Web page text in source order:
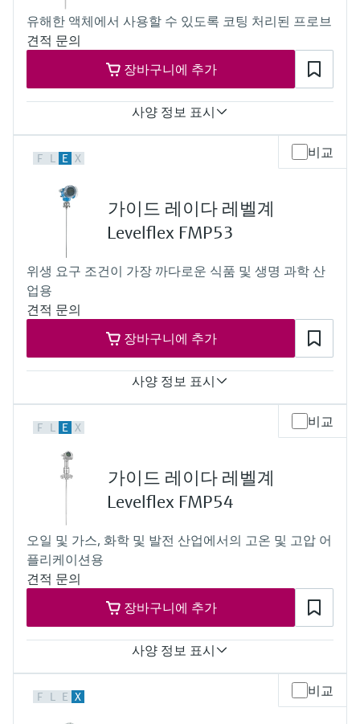
(-58...+392 °F)
Process pressure / max. overpressure limit
Vacuum...40 bar
(Vacuum...580 psi)
Max. measurement distance
Rod: 10 m (33 ft) Min DK>1.6
Rope: 25 m...30 m (82ft...98 ft) Min DK>1.6;
30m...45 m (98ft...148 ft) Min DK>1,9
Coaxial probe: 6 m (20 ft) Min DK>1.4
Main wetted parts
Rod probe:
316L, Alloy C, Ceramic
Rope probe:
316, 316L, Alloy C, Ceramic
유해한 액체에서 사용할 수 있도록 코팅 처리된 프로브
견적 문의
장바구니에 추가
사양 정보 표시
Rod probe :+/- 2 mm (0.08 in)
+/- 2 mm (0.08 in)
Rope probe > 15 m (49 ft):
+/- 10 mm (0.39 in)
Process temperature
-50...+200 °C
(-58...+392 °F)
Process pressure / max. overpressure limit
Vacuum...40 bar
(Vacuum...580 psi)
Max. measurement distance
Rod:
4 m (13 ft) Min DK>1.6
25 m...30 m (82 ft...98 ft) Min DK>1.6;
30 m...45 m (98 ft...148 ft) Min DK>1,9
Main wetted parts
Rod probe:
304, 304L, 316L, PTFE, PFA
Rope probe:
304, 304L, 316, 316L, PTFE, PFA
F L E X 비교
가이드 레이다 레벨계
Levelflex FMP53
위생 요구 조건이 가장 까다로운 식품 및 생명 과학 산
업용
견적 문의
장바구니에 추가
사양 정보 표시
Rod probe:+/- 2 mm (0.08 in)
-20...+150 °C
(-4...+302 °F)
Process pressure / max. overpressure limit
(Vacuum...232 psi)
Max. measurement distance
Rod: 6 m (20 ft)
Min DK>1.6
Main wetted parts
304, 304L, 316L, PEEK
F L E X 비교
가이드 레이다 레벨계
Levelflex FMP54
오일 및 가스, 화학 및 발전 산업에서의 고온 및 고압 어
플리케이션용
견적 문의
장바구니에 추가
사양 정보 표시
Rod probe: +/- 2 mm (0.08 in)
F L E X 비교